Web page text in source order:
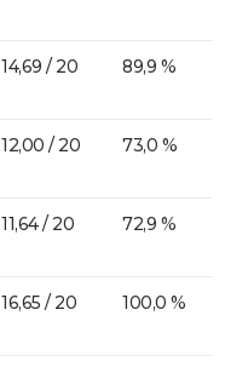
14,69 / 20 89,9 %
12,00 / 20 73,0 %
11,64 / 20 72,9 %
16,65 / 20 100,0 %